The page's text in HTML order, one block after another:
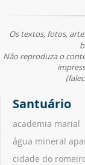
Os textos, fotos,
Não reproduza o
Santuário
academia marial
água mineral
cidade do